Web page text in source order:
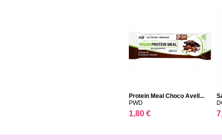
Protein Meal Choco Avell...
PWD
1,80 €